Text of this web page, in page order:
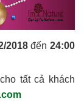
2018đến24:00
tất cả khách